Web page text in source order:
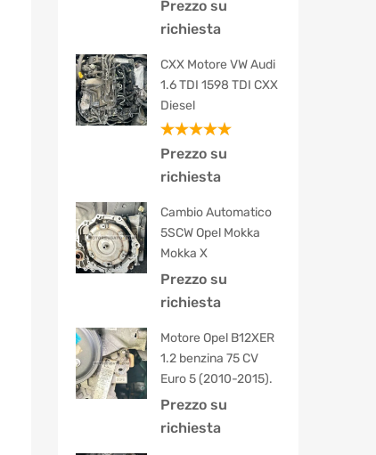
Prezzo su
richiesta
CXX Motore VW Audi
1.6 TDI 1598 TDI CXX
Diesel
Valutato
Prezzo su
richiesta
Cambio Automatico
5SCW Opel Mokka
Mokka X
Prezzo su
richiesta
Motore Opel B12XER
1.2 benzina 75 CV
Euro 5 (2010-2015).
Prezzo su
richiesta